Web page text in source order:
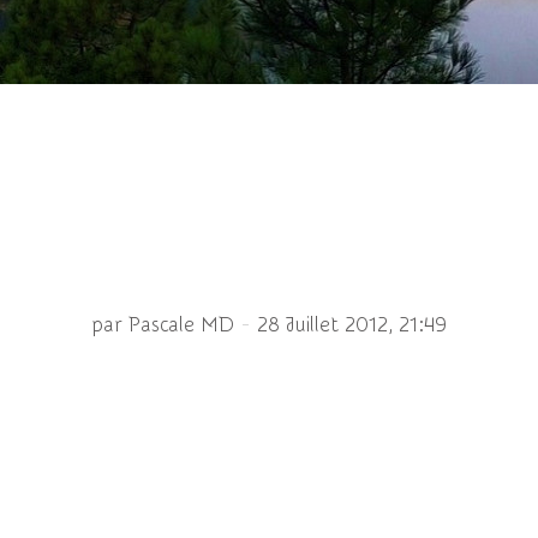
par Pascale MD - 28 Juillet 2012, 21:49